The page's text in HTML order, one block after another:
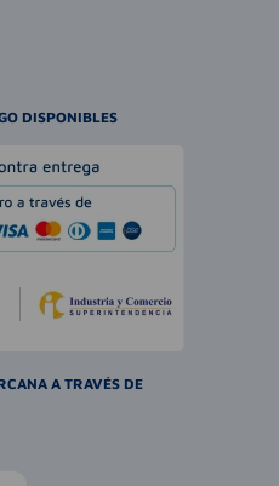
DISPONIBLES
A TRAVÉS DE